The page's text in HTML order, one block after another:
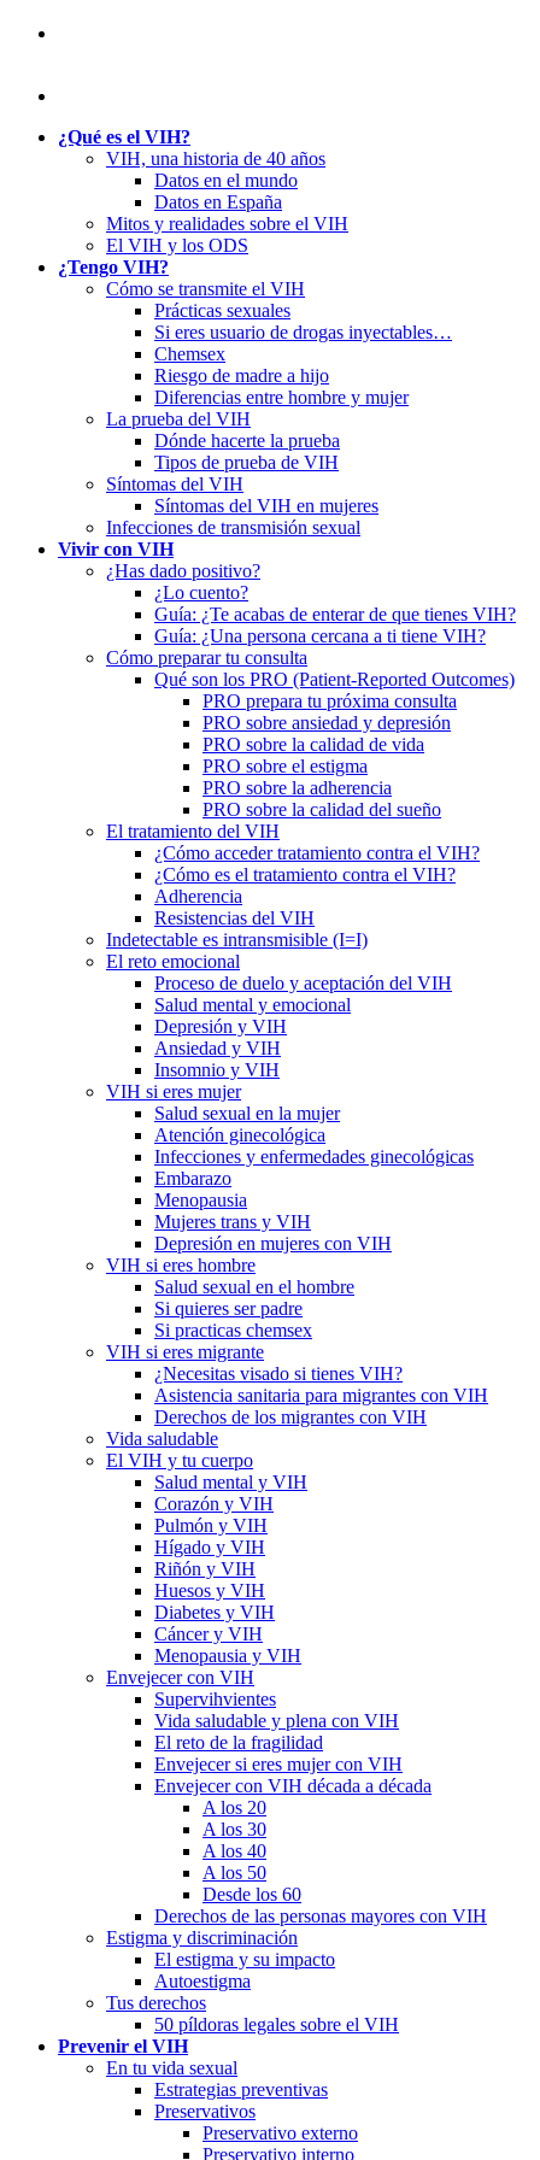
¿Qué es el VIH?
VIH, una historia de 40 años
Datos en el mundo
Datos en España
Mitos y realidades sobre el VIH
El VIH y los ODS
¿Tengo VIH?
Cómo se transmite el VIH
Prácticas sexuales
Si eres usuario de drogas inyectables…
Chemsex
Riesgo de madre a hijo
Diferencias entre hombre y mujer
La prueba del VIH
Dónde hacerte la prueba
Tipos de prueba de VIH
Síntomas del VIH
Síntomas del VIH en mujeres
Infecciones de transmisión sexual
Vivir con VIH
¿Has dado positivo?
¿Lo cuento?
Guía: ¿Te acabas de enterar de que tienes VIH?
Guía: ¿Una persona cercana a ti tiene VIH?
Cómo preparar tu consulta
Qué son los PRO (Patient-Reported Outcomes)
PRO prepara tu próxima consulta
PRO sobre ansiedad y depresión
PRO sobre la calidad de vida
PRO sobre el estigma
PRO sobre la adherencia
PRO sobre la calidad del sueño
El tratamiento del VIH
¿Cómo acceder tratamiento contra el VIH?
¿Cómo es el tratamiento contra el VIH?
Adherencia
Resistencias del VIH
Indetectable es intransmisible (I=I)
El reto emocional
Proceso de duelo y aceptación del VIH
Salud mental y emocional
Depresión y VIH
Ansiedad y VIH
Insomnio y VIH
VIH si eres mujer
Salud sexual en la mujer
Atención ginecológica
Infecciones y enfermedades ginecológicas
Embarazo
Menopausia
Mujeres trans y VIH
Depresión en mujeres con VIH
VIH si eres hombre
Salud sexual en el hombre
Si quieres ser padre
Si practicas chemsex
VIH si eres migrante
¿Necesitas visado si tienes VIH?
Asistencia sanitaria para migrantes con VIH
Derechos de los migrantes con VIH
Vida saludable
El VIH y tu cuerpo
Salud mental y VIH
Corazón y VIH
Pulmón y VIH
Hígado y VIH
Riñón y VIH
Huesos y VIH
Diabetes y VIH
Cáncer y VIH
Menopausia y VIH
Envejecer con VIH
Supervihvientes
Vida saludable y plena con VIH
El reto de la fragilidad
Envejecer si eres mujer con VIH
Envejecer con VIH década a década
A los 20
A los 30
A los 40
A los 50
Desde los 60
Derechos de las personas mayores con VIH
Estigma y discriminación
El estigma y su impacto
Autoestigma
Tus derechos
50 píldoras legales sobre el VIH
Prevenir el VIH
En tu vida sexual
Estrategias preventivas
Preservativos
Preservativo externo
Preservativo interno